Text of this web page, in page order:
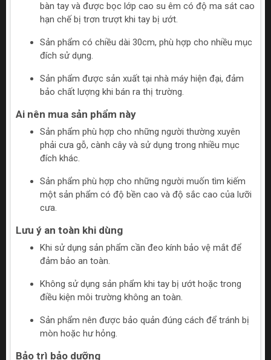
bàn tay và được bọc lớp cao su êm có độ ma sát cao
hạn chế bị trơn trượt khi tay bị ướt.
Sản phẩm có chiều dài 30cm, phù hợp cho nhiều mục
đích sử dụng.
Sản phẩm được sản xuất tại nhà máy hiện đại, đảm
bảo chất lượng khi bán ra thị trường.
Ai nên mua sản phẩm này
Sản phẩm phù hợp cho những người thường xuyên
phải cưa gỗ, cành cây và sử dụng trong nhiều mục
đích khác.
Sản phẩm phù hợp cho những người muốn tìm kiếm
một sản phẩm có độ bền cao và độ sắc cao của lưỡi
cưa.
Lưu ý an toàn khi dùng
Khi sử dụng sản phẩm cần đeo kính bảo vệ mắt để
đảm bảo an toàn.
Không sử dụng sản phẩm khi tay bị ướt hoặc trong
điều kiện môi trường không an toàn.
Sản phẩm nên được bảo quản đúng cách để tránh bị
mòn hoặc hư hỏng.
Bảo trì bảo dưỡng